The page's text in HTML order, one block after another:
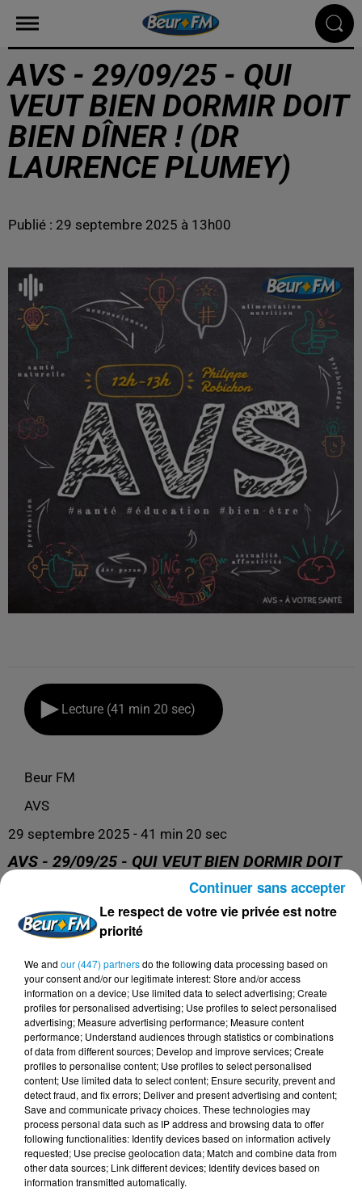
AVS - 29/09/25 - QUI
VEUT BIEN DORMIR DOIT
BIEN DÎNER ! (DR
LAURENCE PLUMEY)
Publié : 29 septembre 2025 à 13h00
Lecture (41 min 20 sec)
Beur FM
AVS
29 septembre 2025 - 41 min 20 sec
AVS - 29/09/25 - QUI VEUT BIEN DORMIR DOIT
BIEN DÎNER ! (DR LAURENCE PLUMEY)
AVS
DERNIERS PODCASTS
24 juillet 2026
Le respect de votre vie privée est notre
priorité
We and our (447) partnersdo the following data processing based on
your consent and/or our legitimate interest: Store and/or access
information on a device; Use limited data to select advertising; Create
profiles for personalised advertising; Use profiles to select personalised
advertising; Measure advertising performance; Measure content
performance; Understand audiences through statistics or combinations
of data from different sources; Develop and improve services; Create
profiles to personalise content; Use profiles to select personalised
content; Use limited data to select content; Ensure security, prevent and
detect fraud, and fix errors; Deliver and present advertising and content;
Save and communicate privacy choices. These technologies may
process personal data such as IP address and browsing data to offer
following functionalities: Identify devices based on information actively
requested; Use precise geolocation data; Match and combine data from
other data sources; Link different devices; Identify devices based on
information transmitted automatically.
Continuer sans accepter